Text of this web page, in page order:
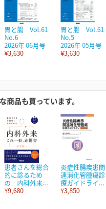
胃と腸 Vol.61
No.6
2026年 06月号
¥3,630
胃と腸 Vol.61
No.5
2026年 05月号
¥3,630
商品も買っています。
患者さんを総合
的に診るため
の 内科外来...
¥9,680
炎症性腸疾患関
連消化管腫瘍診
療ガイドライ...
¥3,850